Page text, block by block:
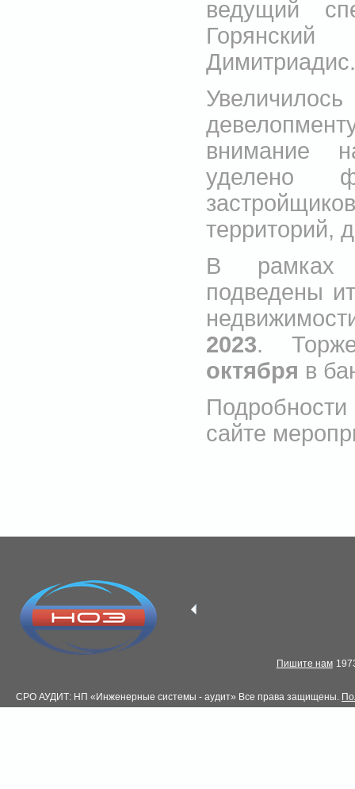
ведущий
Горянский
Димитриадис.
внимание
уделено
территорий,
В рамках
подведены
2023.
октября в
сайте
СРО АУДИТ: НП «Инженерные системы - аудит» Все права защищены.
Пишите нам